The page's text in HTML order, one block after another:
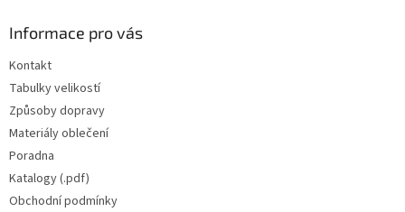
Informace pro vás
Kontakt
Tabulky velikostí
Způsoby dopravy
Materiály oblečení
Poradna
Katalogy (.pdf)
Obchodní podmínky